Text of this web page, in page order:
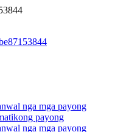
nga mga payong
payong
nga mga payong